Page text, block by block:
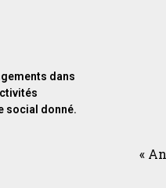
dans
social donné.
«